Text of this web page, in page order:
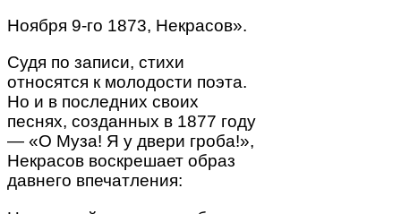
Ноября 9-го 1873, Некрасов».
Судя по записи, стихи
относятся к молодости поэта.
Но и в последних своих
песнях, созданных в 1877 году
— «О Муза! Я у двери гроба!»,
Некрасов воскрешает образ
давнего впечатления: